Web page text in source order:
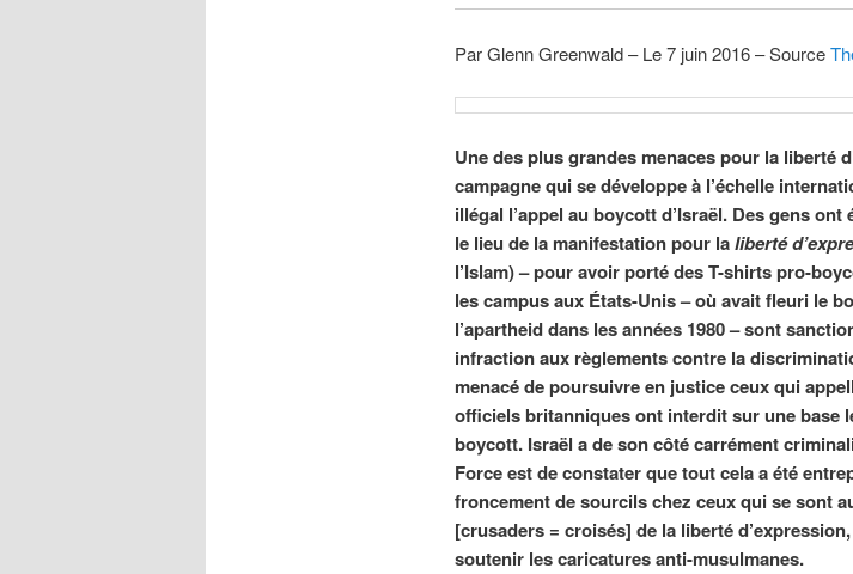
Par Glenn Greenwald – Le 7 juin 2016 – Source
Une des plus grandes menaces pour la liberté
campagne qui se développe à l’échelle
illégal l’appel au boycott d’Israël. Des gens
le lieu de la manifestation pour laliberté
l’Islam) – pour avoir porté des T-shirts pro-
les campus aux États-Unis – où avait fleuri le
l’apartheid dans les années 1980 – sont
infraction aux règlements contre la
menacé de poursuivre en justice ceux qui
officiels britanniques ont interdit sur une base
boycott. Israël a de son côté carrément
Force est de constater que tout cela a été
froncement de sourcils chez ceux qui se sont
[crusaders = croisés] de la liberté
soutenir les caricatures anti-musulmanes.